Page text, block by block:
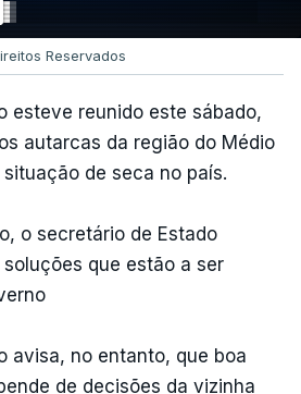
Reservados
esteve reunido este sábado,
autarcas da região do Médio
de seca no país.
o secretário de Estado
que estão a ser
avisa, no entanto, que boa
de decisões da vizinha